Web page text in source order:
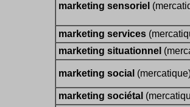
marketing sensoriel
marketing services
marketing situationnel
marketing social
marketing sociétal